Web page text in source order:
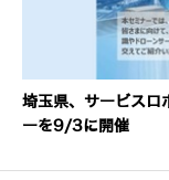
埼玉県、サービスロ
ーを9/3に開催